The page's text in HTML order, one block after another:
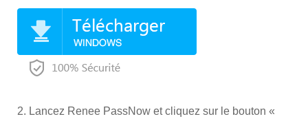
2. Lancez Renee PassNow et cliquez sur le bouton «